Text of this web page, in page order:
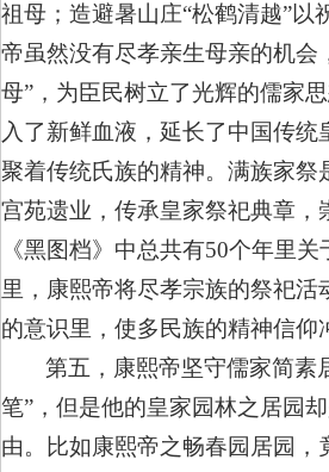
祖母；造避暑山庄“松鹤清越”
帝虽然没有尽孝亲生母亲的机
母”，为臣民树立了光辉的儒家
入了新鲜血液，延长了中国传
聚着传统氏族的精神。满族家
宫苑遗业，传承皇家祭祀典章
《黑图档》中总共有50个年里
里，康熙帝将尽孝宗族的祭祀
的意识里，使多民族的精神信
第五，康熙帝坚守儒家简素
笔”，但是他的皇家园林之居园
由。比如康熙帝之畅春园居园